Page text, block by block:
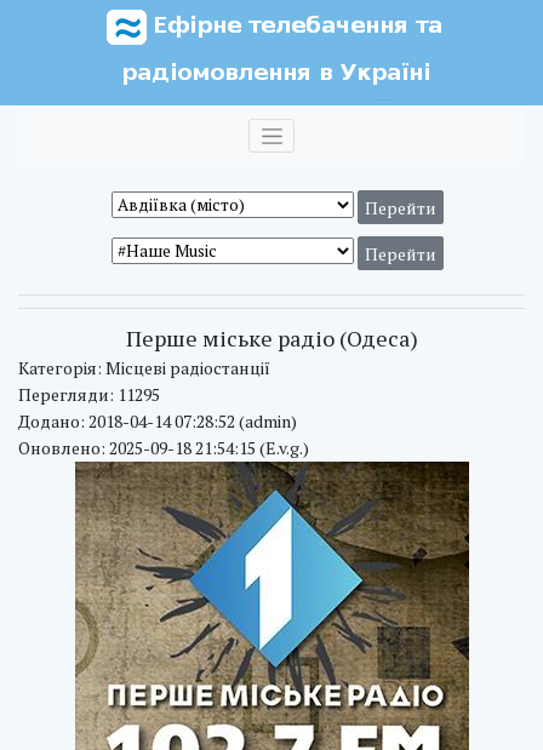
Перше міське радіо (Одеса)
Категорія: Місцеві радіостанції
Перегляди: 11295
Додано: 2018-04-14 07:28:52 (admin)
Оновлено: 2025-09-18 21:54:15 (E.v.g.)